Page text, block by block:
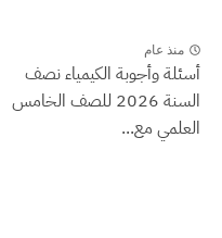
منذ عام
أسئلة وأجوبة الكيمياء نصف
السنة 2026 للصف الخامس
العلمي مع...